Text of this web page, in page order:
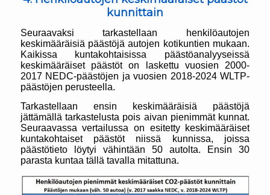
kunnittain
Seuraavaksi tarkastellaan henkilöautojen
keskimääräisiä päästöjä autojen kotikuntien mukaan.
Kaikissa kuntakohtaisissa päästöanalyyseissä
keskimääräiset päästöt on laskettu vuosien 2000-
2017 NEDC-päästöjen ja vuosien 2018-2024 WLTP-
päästöjen perusteella.
Tarkastellaan ensin keskimääräisiä päästöjä
jättämällä tarkastelusta pois aivan pienimmät kunnat.
Seuraavassa vertailussa on esitetty keskimääräiset
kuntakohtaiset päästöt niissä kunnissa, joissa
päästötieto löytyi vähintään 50 autolta. Ensin 30
parasta kuntaa tällä tavalla mitattuna.